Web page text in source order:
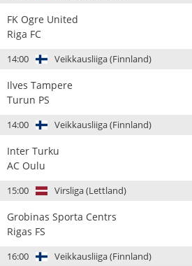
FK Ogre United
Riga FC
14:00 Veikkausliiga (Finnland)
Ilves Tampere
Turun PS
14:00 Veikkausliiga (Finnland)
Inter Turku
AC Oulu
15:00 Virsliga (Lettland)
Grobinas Sporta Centrs
Rigas FS
16:00 Veikkausliiga (Finnland)